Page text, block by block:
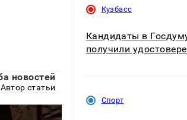
новостей
Автор статьи
Кузбасс
Кандидаты в
получили
Спорт